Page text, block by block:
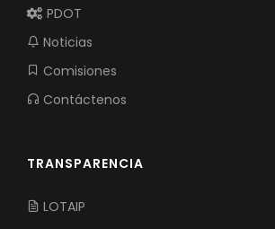
PDOT
Noticias
Comisiones
Contáctenos
TRANSPARENCIA
LOTAIP